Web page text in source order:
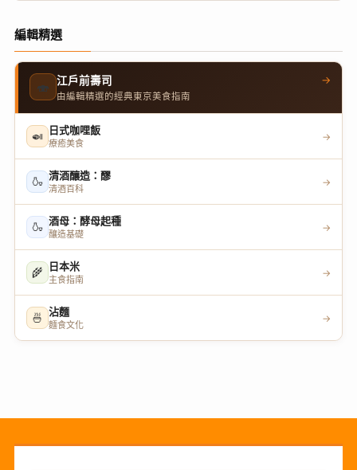
編輯精選
🍣 江戶前壽司
由編輯精選的經典東京美食指南
→
🍛 日式咖哩飯
療癒美食
→
🍶 清酒釀造：醪
清酒百科
→
🍶 酒母：酵母起種
釀造基礎
→
🌾 日本米
主食指南
→
🍜 沾麵
麵食文化
→